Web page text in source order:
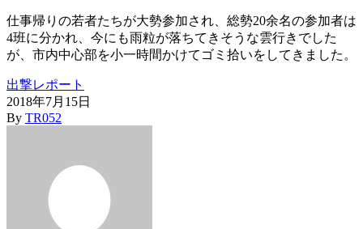
仕事帰りの若者たちが大勢参加され、総勢20余名の参加者は
4班に分かれ、今にも雨粒が落ちてきそうな雲行きでした
が、市内中心部を小一時間かけてゴミ拾いをしてきました。
出撃レポート
2018年7月15日
By TR052